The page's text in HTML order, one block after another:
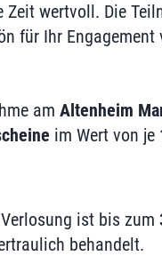
wertvoll. Die
für Ihr
am Altenheim
im Wert von je
ist bis zum
behandelt.